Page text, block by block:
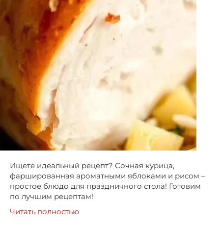
Ищете идеальный рецепт? Сочная курица,
фаршированная ароматными яблоками и рисом –
простое блюдо для праздничного стола! Готовим
по лучшим рецептам!
Читать полностью